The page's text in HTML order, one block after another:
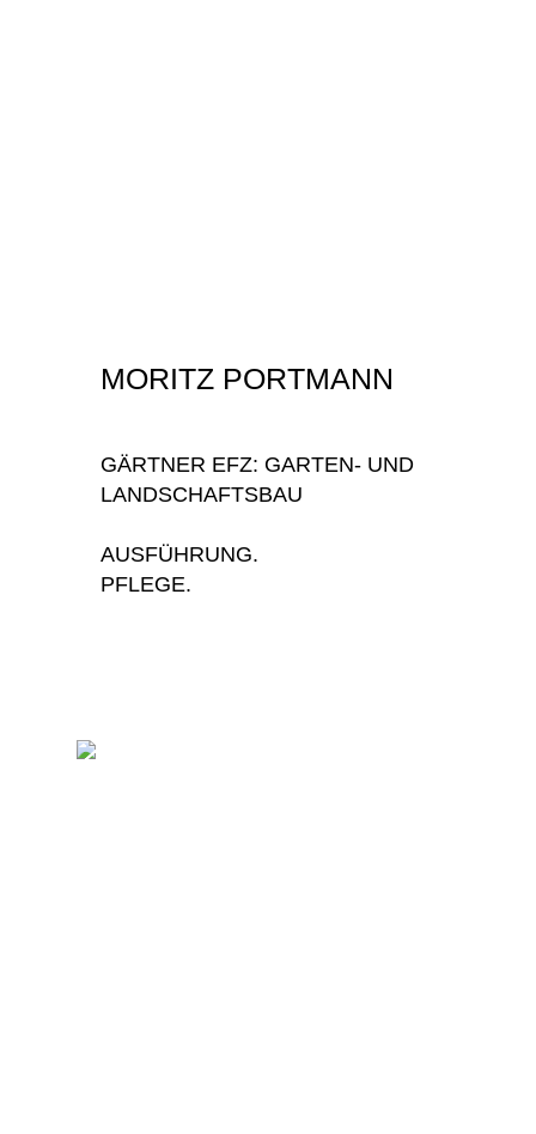
MORITZ PORTMANN
GÄRTNER EFZ: GARTEN- UND
LANDSCHAFTSBAU
AUSFÜHRUNG.
PFLEGE.